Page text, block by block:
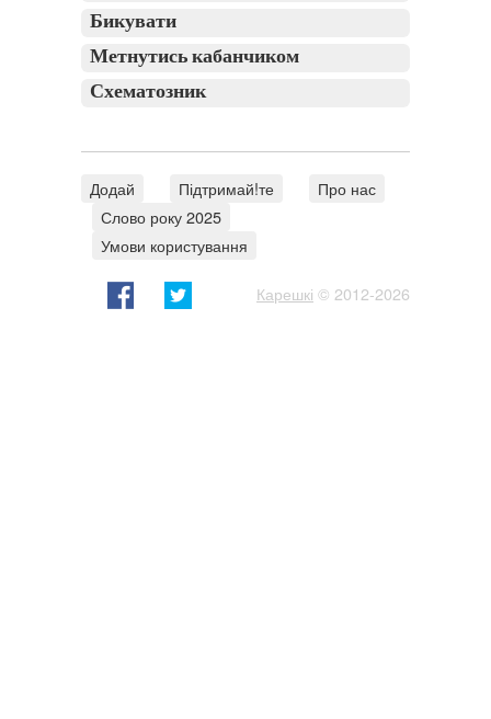
Бикувати
Метнутись кабанчиком
Схематозник
Додай Підтримай!те
Про нас
Слово року 2025
Умови користування
Карешкі © 2012-2026